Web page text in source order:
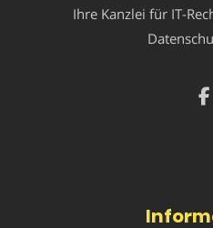
Ihre Kanzlei für IT-